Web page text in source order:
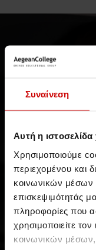
Συναίνεση
Αυτή η
Χρησιμοποιούμε
περιεχομένου και
κοινωνικών μέσων
επισκεψιμότητάς
πληροφορίες που
χρησιμοποιείτε
κοινωνικών